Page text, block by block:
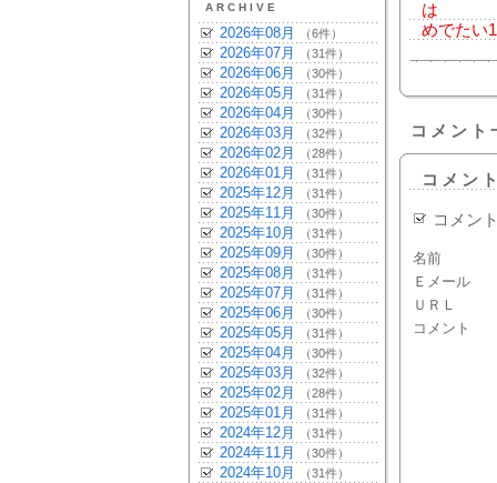
ARCHIVE
2026年08月 （6件）
2026年07月 （31件）
2026年06月 （30件）
2026年05月 （31件）
2026年04月 （30件）
2026年03月 （32件）
2026年02月 （28件）
2026年01月 （31件）
2025年12月 （31件）
2025年11月 （30件）
2025年10月 （31件）
2025年09月 （30件）
2025年08月 （31件）
2025年07月 （31件）
2025年06月 （30件）
2025年05月 （31件）
2025年04月 （30件）
2025年03月 （32件）
2025年02月 （28件）
2025年01月 （31件）
2024年12月 （31件）
2024年11月 （30件）
2024年10月 （31件）
は
めでたい
コメント
コメン
コメン
名前
Ｅメール
ＵＲＬ
コメント